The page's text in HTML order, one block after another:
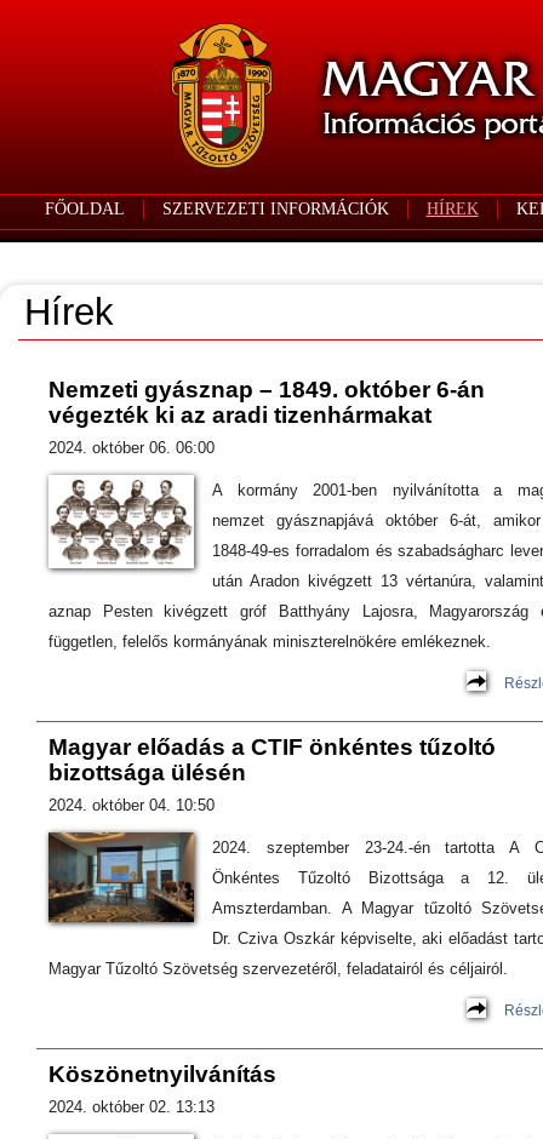
FŐOLDAL SZERVEZETI INFORMÁCIÓK HÍREK
Hírek
Nemzeti gyásznap – 1849. október 6-án
végezték ki az aradi tizenhármakat
2024. október 06. 06:00
A kormány 2001-ben nyilvánította a
nemzet gyásznapjává október 6-át,
1848-49-es forradalom és szabadságharc
után Aradon kivégzett 13 vértanúra,
aznap Pesten kivégzett gróf Batthyány Lajosra, Magyarország
független, felelős kormányának miniszterelnökére emlékeznek.
Magyar előadás a CTIF önkéntes tűzoltó
bizottsága ülésén
2024. október 04. 10:50
2024. szeptember 23-24.-én tartotta A
Önkéntes Tűzoltó Bizottsága a 12.
Amszterdamban. A Magyar tűzoltó
Dr. Cziva Oszkár képviselte, aki előadást
Magyar Tűzoltó Szövetség szervezetéről, feladatairól és céljairól.
Köszönetnyilvánítás
2024. október 02. 13:13